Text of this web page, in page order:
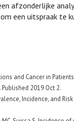
afzonderlijke
een uitspraak te
and Cancer in
Published 2019 Oct 2.
Incidence, and